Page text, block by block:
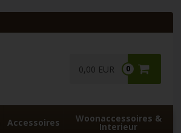
0
0,00 EUR
Accessoires Woonaccessoires &
Interieur